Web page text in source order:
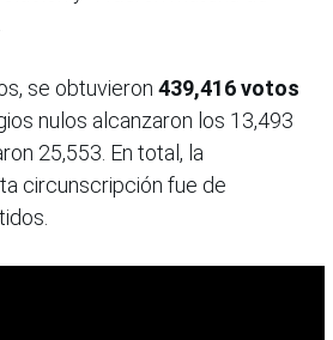
se obtuvieron 439,416 votos
nulos alcanzaron los 13,493
25,553. En total, la
circunscripción fue de